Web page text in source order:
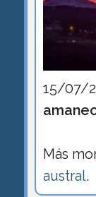
15/07/
Más
austral.